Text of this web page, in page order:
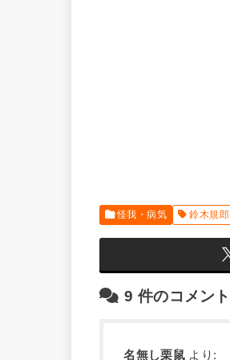
怪我・病気 鈴木規郎
9 件のコメント
名無し栗鼠 より: